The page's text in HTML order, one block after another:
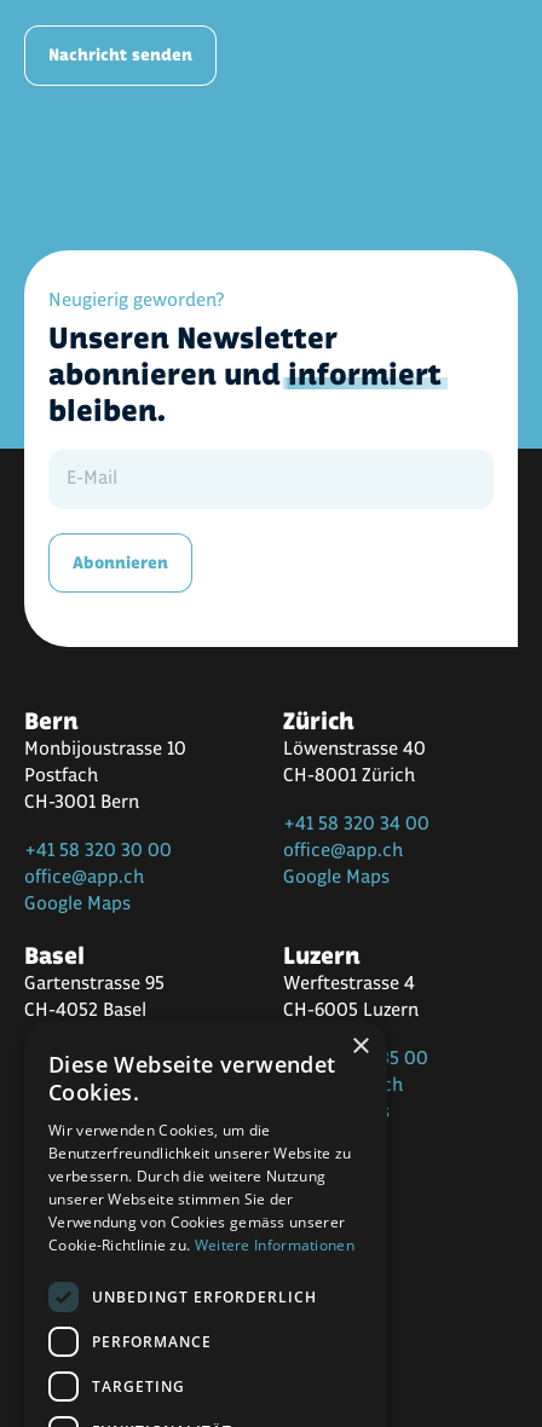
Nachricht senden
Neugierig geworden?
Unseren Newsletter
abonnieren undinformiert
bleiben.
Abonnieren
Bern
Monbijoustrasse 10
Postfach
CH-3001 Bern
+41 58 320 30 00
office@app.ch
Google Maps
Zürich
Löwenstrasse 40
CH-8001 Zürich
+41 58 320 34 00
office@app.ch
Google Maps
Basel
Gartenstrasse 95
CH-4052 Basel
+41 58 320 36 00
office@app.ch
Luzern
Werftestrasse 4
CH-6005 Luzern
+41 58 320 35 00
office@app.ch
Google Maps
St.Gallen
Marktplatz 22
CH-9000 St.Gallen
office@app.ch
Google Maps
Folgen Sie uns
×
Diese Webseite verwendet
Cookies.
Wir verwenden Cookies, um die
Benutzerfreundlichkeit unserer Website zu
verbessern. Durch die weitere Nutzung
unserer Webseite stimmen Sie der
Verwendung von Cookies gemäss unserer
Cookie-Richtlinie zu. Weitere Informationen
UNBEDINGT ERFORDERLICH
PERFORMANCE
TARGETING